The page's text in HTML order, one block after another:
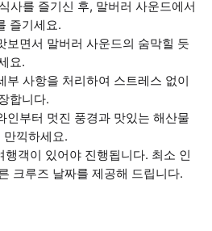
사를 즐기신 후, 말버러 사운드에서
즐기세요.
보면서 말버러 사운드의 숨막힐 듯
요.
부 사항을 처리하여 스트레스 없이
합니다.
인부터 멋진 풍경과 맛있는 해산물
만끽하세요.
객이 있어야 진행됩니다. 최소 인
크루즈 날짜를 제공해 드립니다.